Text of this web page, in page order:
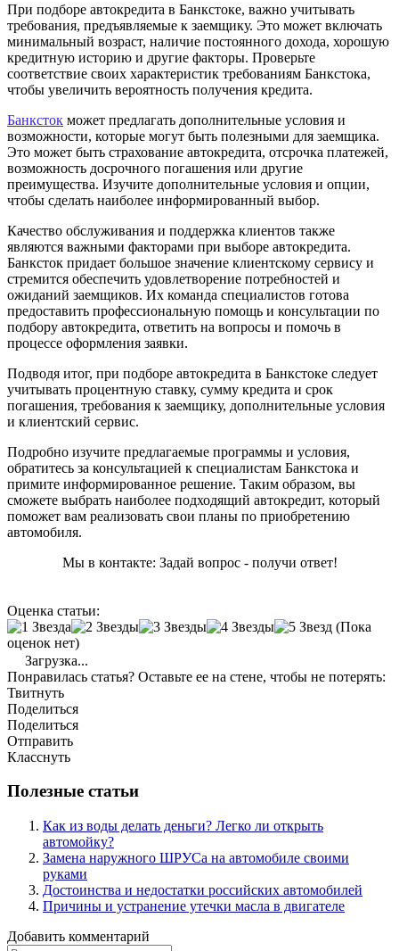
При подборе автокредита в Банкстоке, важно учитывать
требования, предъявляемые к заемщику. Это может включать
минимальный возраст, наличие постоянного дохода, хорошую
кредитную историю и другие факторы. Проверьте
соответствие своих характеристик требованиям Банкстока,
чтобы увеличить вероятность получения кредита.
Банксток может предлагать дополнительные условия и
возможности, которые могут быть полезными для заемщика.
Это может быть страхование автокредита, отсрочка платежей,
возможность досрочного погашения или другие
преимущества. Изучите дополнительные условия и опции,
чтобы сделать наиболее информированный выбор.
Качество обслуживания и поддержка клиентов также
являются важными факторами при выборе автокредита.
Банксток придает большое значение клиентскому сервису и
стремится обеспечить удовлетворение потребностей и
ожиданий заемщиков. Их команда специалистов готова
предоставить профессиональную помощь и консультации по
подбору автокредита, ответить на вопросы и помочь в
процессе оформления заявки.
Подводя итог, при подборе автокредита в Банкстоке следует
учитывать процентную ставку, сумму кредита и срок
погашения, требования к заемщику, дополнительные условия
и клиентский сервис.
Подробно изучите предлагаемые программы и условия,
обратитесь за консультацией к специалистам Банкстока и
примите информированное решение. Таким образом, вы
сможете выбрать наиболее подходящий автокредит, который
поможет вам реализовать свои планы по приобретению
автомобиля.
Мы в контакте: Задай вопрос - получи ответ!
Оценка статьи:
(Пока
оценок нет)
Загрузка...
Понравилась статья? Оставьте ее на стене, чтобы не потерять:
Твитнуть
Поделиться
Поделиться
Отправить
Класснуть
Полезные статьи
Как из воды делать деньги? Легко ли открыть
автомойку?
Замена наружного ШРУСа на автомобиле своими
руками
Достоинства и недостатки российских автомобилей
Причины и устранение утечки масла в двигателе
Добавить комментарий